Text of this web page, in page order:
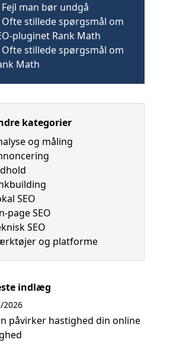
Fejl man bør undgå
Ofte stillede spørgsmål om
pluginet Rank Math
Ofte stillede spørgsmål om
Math
kategorier
og måling
SEO
page SEO
SEO
og platforme
indlæg
påvirker hastighed din online
2026